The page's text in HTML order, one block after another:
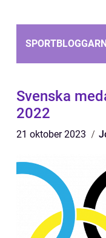
Svenska
2022
21 oktober 2023